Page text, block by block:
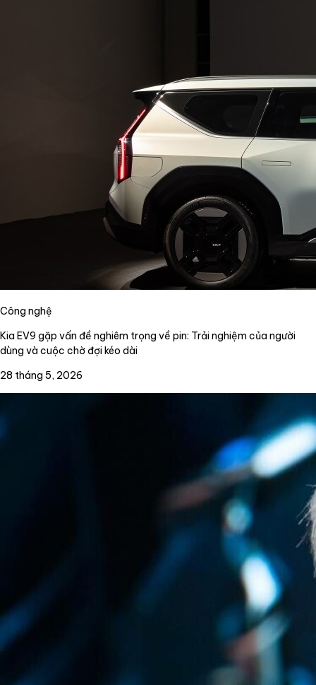
Công nghệ
Kia EV9 gặp vấn đề nghiêm trọng về pin: Trải nghiệm của người
dùng và cuộc chờ đợi kéo dài
28 tháng 5, 2026